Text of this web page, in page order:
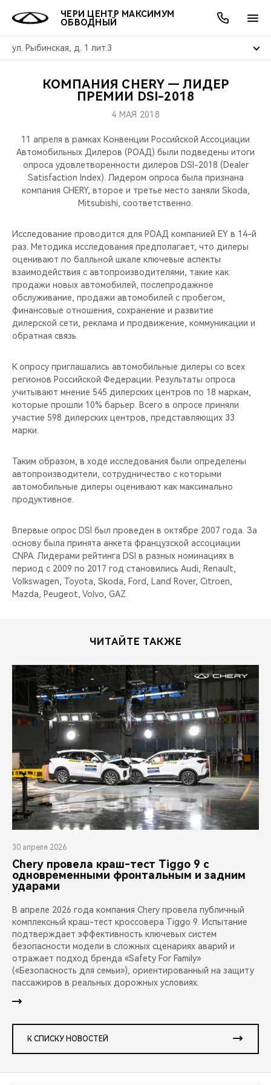
ЧЕРИ ЦЕНТР МАКСИМУМ
ОБВОДНЫЙ
ул. Рыбинская, д. 1 лит.3
МОДЕЛИ
КРОССОВЕРЫ
СЕДАНЫ
НОВИНКИ
ПОКУПАТЕЛЯМ
КРЕДИТ И СТРАХОВАНИЕ
ВЛАДЕЛЬЦАМ
ЗАПЧАСТИ И АКСЕССУАРЫ
ПОДДЕРЖКА
МИР CHERY
О БРЕНДЕ
CHERY В СОЦСЕТЯХ
БЛАГОТВОРИТЕЛЬНОСТЬ
CHERY REMOTE
CHERY CONNECT
CHERY И СПОРТ
НАШИ МЕРОПРИЯТИЯ
ВИДЕООБЗОРЫ
CHERY ДЛЯ ДЕТЕЙ
АКЦИИ
ОНЛАЙН СЕРВИСЫ
КРЕДИТ
О КОМПАНИИ
МЫ В СОЦСЕТЯХ
КОМПАНИЯ CHERY — ЛИДЕР
ПРЕМИИ DSI-2018
4 МАЯ 2018
11 апреля в рамках Конвенции Российской Ассоциации
Автомобильных Дилеров (РОАД) были подведены итоги
опроса удовлетворенности дилеров DSI-2018 (Dealer
Satisfaction Index). Лидером опроса была признана
компания CHERY, второе и третье место заняли Skoda,
Mitsubishi, соответственно.
Исследование проводится для РОАД компанией EY в 14-й
раз. Методика исследования предполагает, что дилеры
оценивают по балльной шкале ключевые аспекты
взаимодействия с автопроизводителями, такие как:
продажи новых автомобилей, послепродажное
обслуживание, продажи автомобилей с пробегом,
финансовые отношения, сохранение и развитие
дилерской сети, реклама и продвижение, коммуникации и
обратная связь.
К опросу приглашались автомобильные дилеры со всех
регионов Российской Федерации. Результаты опроса
учитывают мнение 545 дилерских центров по 18 маркам,
которые прошли 10% барьер. Всего в опросе приняли
участие 598 дилерских центров, представляющих 33
марки.
Таким образом, в ходе исследования были определены
автопроизводители, сотрудничество с которыми
автомобильные дилеры оценивают как максимально
продуктивное.
Впервые опрос DSI был проведен в октябре 2007 года. За
основу была принята анкета французской ассоциации
CNPA. Лидерами рейтинга DSI в разных номинациях в
период с 2009 по 2017 год становились Audi, Renault,
Volkswagen, Toyota, Skoda, Ford, Land Rover, Citroen,
Mazda, Peugeot, Volvo, GAZ.
ЧИТАЙТЕ ТАКЖЕ
30 апреля 2026
Chery провела краш-тест Tiggo 9 с
одновременными фронтальным и задним
ударами
В апреле 2026 года компания Chery провела публичный
комплексный краш-тест кроссовера Tiggo 9. Испытание
подтверждает эффективность ключевых систем
безопасности модели в сложных сценариях аварий и
отражает подход бренда «Safety For Family»
(«Безопасность для семьи»), ориентированный на защиту
пассажиров в реальных дорожных условиях.
К СПИСКУ НОВОСТЕЙ